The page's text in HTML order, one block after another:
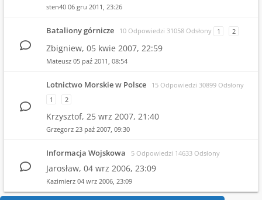
sten40 06 gru 2011, 23:26
Bataliony górnicze 10 Odpowiedzi 31058 Odsłony 1 2
Zbigniew, 05 kwie 2007, 22:59
Mateusz 05 paź 2011, 08:54
Lotnictwo Morskie w Polsce
15 Odpowiedzi 30899 Odsłony
1
2
Krzysztof, 25 wrz 2007, 21:40
Grzegorz 23 paź 2007, 09:30
Informacja Wojskowa 5 Odpowiedzi 14633 Odsłony
Jarosław, 04 wrz 2006, 23:09
Kazimierz 04 wrz 2006, 23:09